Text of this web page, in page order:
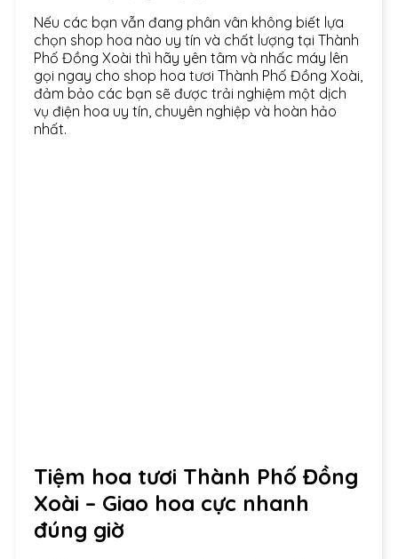
Nếu các bạn vẫn đang phân vân không biết lựa
chọn shop hoa nào uy tín và chất lượng tại Thành
Phố Đồng Xoài thì hãy yên tâm và nhấc máy lên
gọi ngay cho shop hoa tươi Thành Phố Đồng Xoài,
đảm bảo các bạn sẽ được trải nghiệm một dịch
vụ điện hoa uy tín, chuyên nghiệp và hoàn hảo
nhất.
Tiệm hoa tươi Thành Phố Đồng
Xoài – Giao hoa cực nhanh
đúng giờ